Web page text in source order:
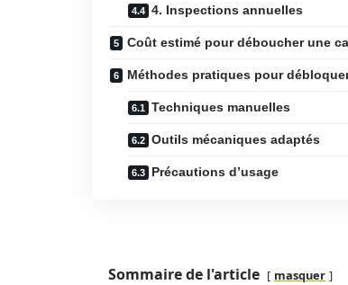
4. Inspections annuelles
Coût estimé pour déboucher une
Méthodes pratiques pour
Techniques manuelles
Outils mécaniques adaptés
Précautions d’usage
Sommaire de l'article masquer